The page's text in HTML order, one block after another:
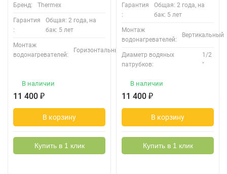
Бренд: Thermex
Гарантия
:
Общая: 2 года, на
бак: 5 лет
Монтаж
водонагревателей:
Горизонтальный
В наличии
11 400 ₽
В корзину
Купить в 1 клик
Гарантия
:
Общая: 2 года, на
бак: 5 лет
Монтаж
водонагревателей:
Вертикальный
Диаметр водяных
патрубков:
1/2
"
В наличии
11 400 ₽
В корзину
Купить в 1 клик